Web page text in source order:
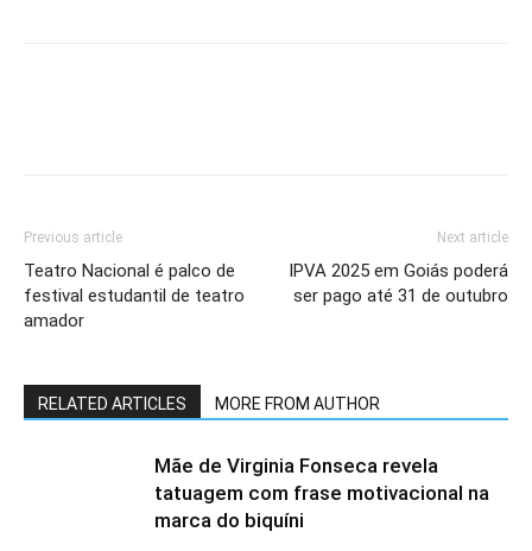
Previous article
Teatro Nacional é palco de
festival estudantil de teatro
amador
Next article
IPVA 2025 em Goiás poderá
ser pago até 31 de outubro
RELATED ARTICLES MORE FROM AUTHOR
Mãe de Virginia Fonseca revela
tatuagem com frase motivacional na
marca do biquíni